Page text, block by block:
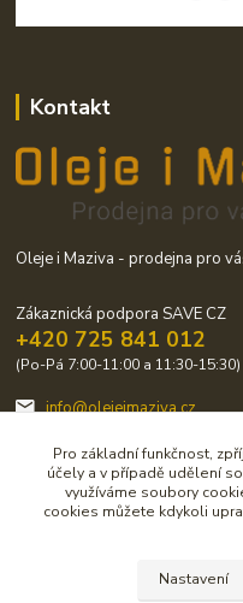
Kontakt
Oleje i Maziva - prodejna pro
Zákaznická podpora SAVE CZ
+420 725 841 012
(Po-Pá 7:00-11:00 a 11:30-15:30)
info@olejeimaziva.cz
Pro základní funkčnost,
účely a v případě udělení
využíváme soubory
cookies můžete kdykoli
Nastavení